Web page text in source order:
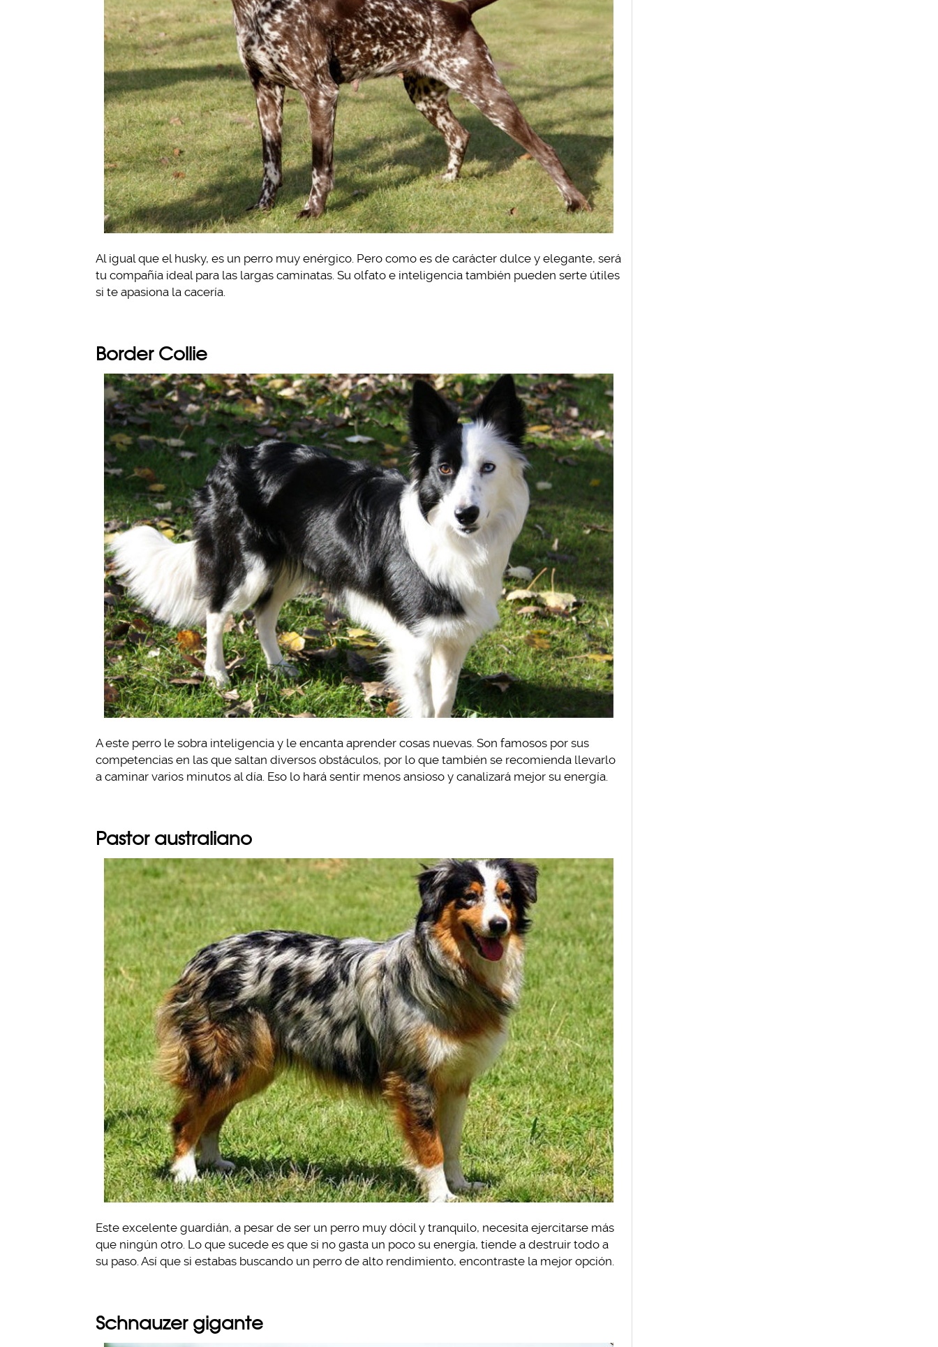
Al igual que el husky, es un perro muy enérgico. Pero como es de carácter dulce y elegante, será
tu compañía ideal para las largas caminatas. Su olfato e inteligencia también pueden serte útiles
si te apasiona la cacería.
Border Collie
A este perro le sobra inteligencia y le encanta aprender cosas nuevas. Son famosos por sus
competencias en las que saltan diversos obstáculos, por lo que también se recomienda llevarlo
a caminar varios minutos al día. Eso lo hará sentir menos ansioso y canalizará mejor su energía.
Pastor australiano
Este excelente guardián, a pesar de ser un perro muy dócil y tranquilo, necesita ejercitarse más
que ningún otro. Lo que sucede es que si no gasta un poco su energía, tiende a destruir todo a
su paso. Así que si estabas buscando un perro de alto rendimiento, encontraste la mejor opción.
Schnauzer gigante